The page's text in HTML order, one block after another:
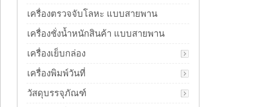
เครื่องตรวจจับโลหะ แบบสายพาน
เครื่องชั่งน้ำหนักสินค้า แบบสายพาน
เครื่องเย็บกล่อง
เครื่องพิมพ์วันที่
วัสดุบรรจุภัณฑ์